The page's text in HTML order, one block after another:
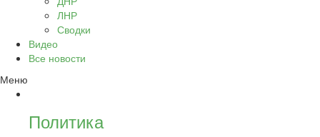
ЛНР
Сводки
Видео
Все новости
Меню
Политика